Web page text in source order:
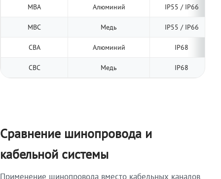
МВА Алюминий IP55 / IP66
МВС Медь IP55 / IP66
СВА Алюминий IP68
СВС Медь IP68
Сравнение шинопровода и
кабельной системы
Применение шинопровода вместо кабельных каналов